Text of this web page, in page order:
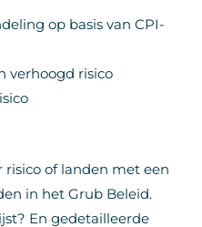
op basis van CPI-
verhoogd risico
of landen met een
in het Grub Beleid.
En gedetailleerde